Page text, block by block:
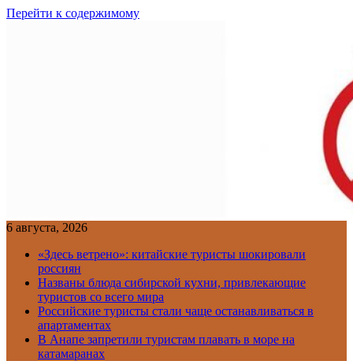
Перейти к содержимому
6 августа, 2026
«Здесь ветрено»: китайские туристы шокировали
россиян
Названы блюда сибирской кухни, привлекающие
туристов со всего мира
Российские туристы стали чаще останавливаться в
апартаментах
В Анапе запретили туристам плавать в море на
катамаранах